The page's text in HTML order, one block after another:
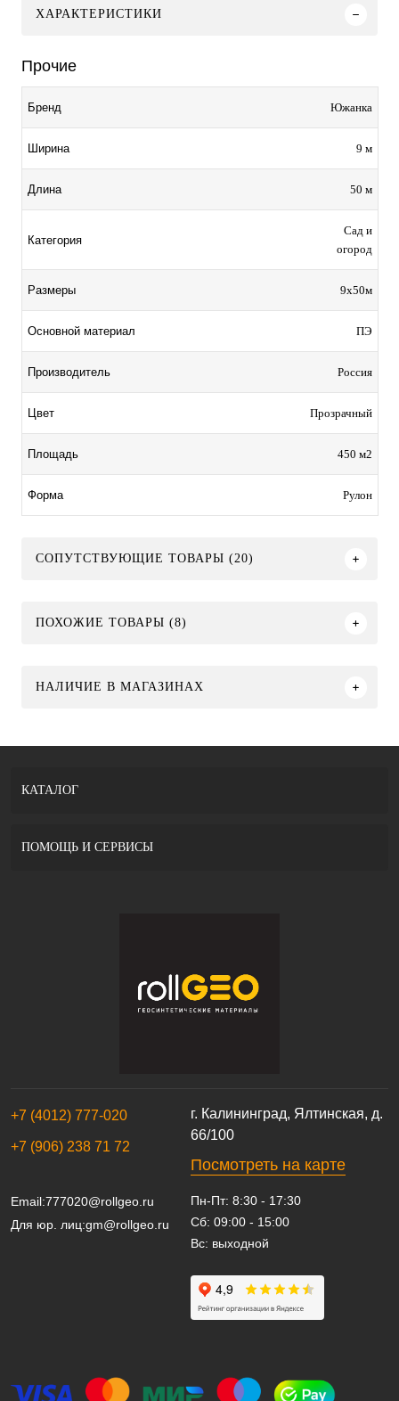
ХАРАКТЕРИСТИКИ
Прочие
Бренд Южанка
Ширина 9 м
Длина 50 м
Категория
Сад и
огород
Размеры 9х50м
Основной материал ПЭ
Производитель Россия
Цвет Прозрачный
Площадь 450 м2
Форма Рулон
СОПУТСТВУЮЩИЕ ТОВАРЫ (20)
ПОХОЖИЕ ТОВАРЫ (8)
НАЛИЧИЕ В МАГАЗИНАХ
г. Калининград, Ялтинская, д.
66/100
Посмотреть на карте
+7 (4012) 777-020
+7 (906) 238 71 72
Email:777020@rollgeo.ru
Для юр. лиц:gm@rollgeo.ru
Пн-Пт: 8:30 - 17:30
Сб: 09:00 - 15:00
Вс: выходной
КАТАЛОГ
ПОМОЩЬ И СЕРВИСЫ